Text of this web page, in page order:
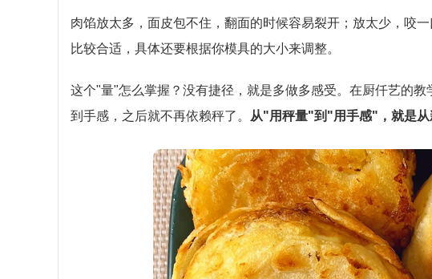
肉馅放太多，面皮包不住，翻面的时候容易裂开；放太少，咬
比较合适，具体还要根据你模具的大小来调整。
这个"量"怎么掌握？没有捷径，就是多做多感受。在厨仟艺的
到手感，之后就不再依赖秤了。
从"用秤量"到"用手感"，就是从